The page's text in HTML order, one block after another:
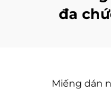
đa
Miếng dán